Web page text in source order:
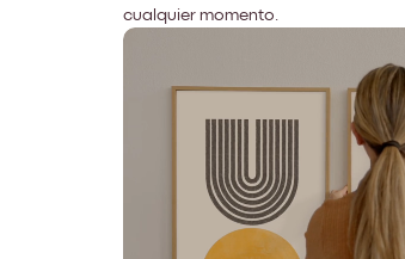
cualquier momento.